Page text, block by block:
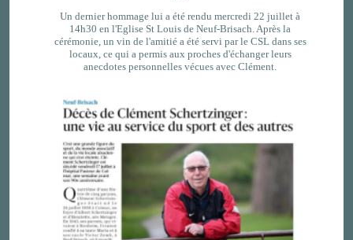
Un dernier hommage lui a été rendu mercredi 22 juillet à
14h30 en l'Eglise St Louis de Neuf-Brisach. Après la
cérémonie, un vin de l'amitié a été servi par le CSL dans ses
locaux, ce qui a permis aux proches d'échanger leurs
anecdotes personnelles vécues avec Clément.